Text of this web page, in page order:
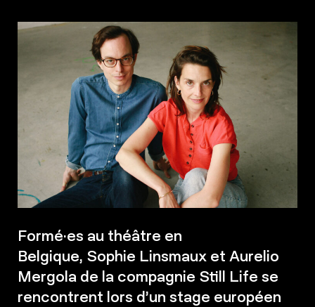
Formé·es au théâtre en
Belgique, Sophie Linsmaux et Aurelio
Mergola de la compagnie Still Life se
rencontrent lors d’un stage européen